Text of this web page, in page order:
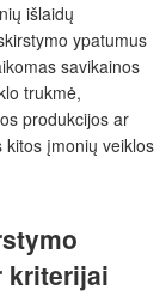
išlaidų
ypatumus
savikainos
trukmė,
produkcijos ar
įmonių veiklos
kriterijai